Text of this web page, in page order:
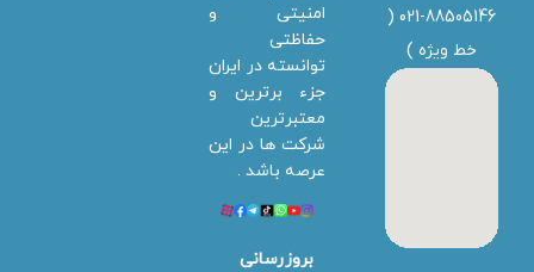
021-88505146 (
خط ویژه )
امنیتی و
حفاظتی
توانسته در ایران
جزء برترین و
معتبرترین
شرکت ها در این
عرصه باشد .
بروزرسانی